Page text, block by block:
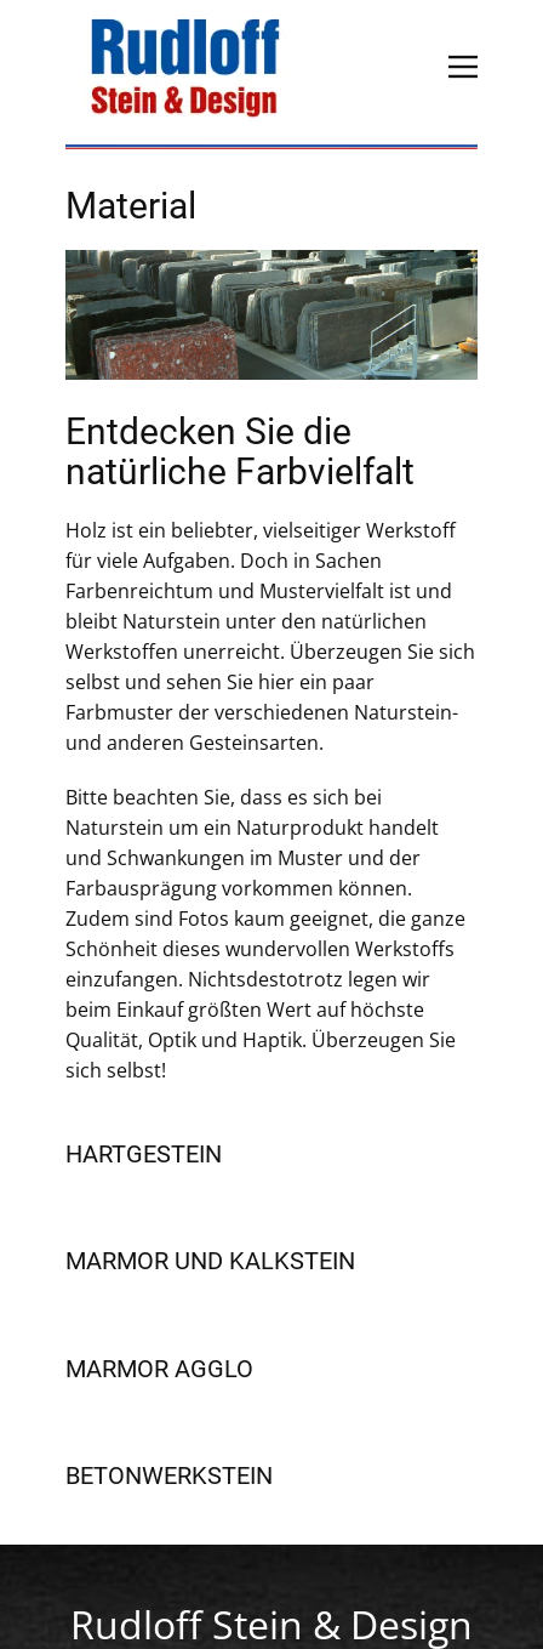
Material
Entdecken Sie die
natürliche Farbvielfalt
Holz ist ein beliebter, vielseitiger Werkstoff
für viele Aufgaben. Doch in Sachen
Farbenreichtum und Mustervielfalt ist und
bleibt Naturstein unter den natürlichen
Werkstoffen unerreicht. Überzeugen Sie sich
selbst und sehen Sie hier ein paar
Farbmuster der verschiedenen Naturstein-
und anderen Gesteinsarten.
Bitte beachten Sie, dass es sich bei
Naturstein um ein Naturprodukt handelt
und Schwankungen im Muster und der
Farbausprägung vorkommen können.
Zudem sind Fotos kaum geeignet, die ganze
Schönheit dieses wundervollen Werkstoffs
einzufangen. Nichtsdestotrotz legen wir
beim Einkauf größten Wert auf höchste
Qualität, Optik und Haptik. Überzeugen Sie
sich selbst!
HARTGESTEIN
MARMOR UND KALKSTEIN
MARMOR AGGLO
BETONWERKSTEIN
Rudloff Stein & Design